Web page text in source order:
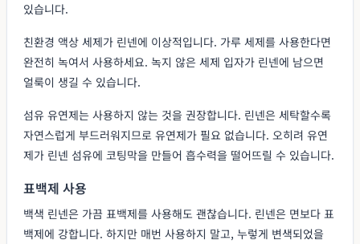
있습니다.
친환경 액상 세제가 린넨에 이상적입니다. 가루 세제를 사용한다면
완전히 녹여서 사용하세요. 녹지 않은 세제 입자가 린넨에 남으면
얼룩이 생길 수 있습니다.
섬유 유연제는 사용하지 않는 것을 권장합니다. 린넨은 세탁할수록
자연스럽게 부드러워지므로 유연제가 필요 없습니다. 오히려 유연
제가 린넨 섬유에 코팅막을 만들어 흡수력을 떨어뜨릴 수 있습니다.
표백제 사용
백색 린넨은 가끔 표백제를 사용해도 괜찮습니다. 린넨은 면보다 표
백제에 강합니다. 하지만 매번 사용하지 말고, 누렇게 변색되었을